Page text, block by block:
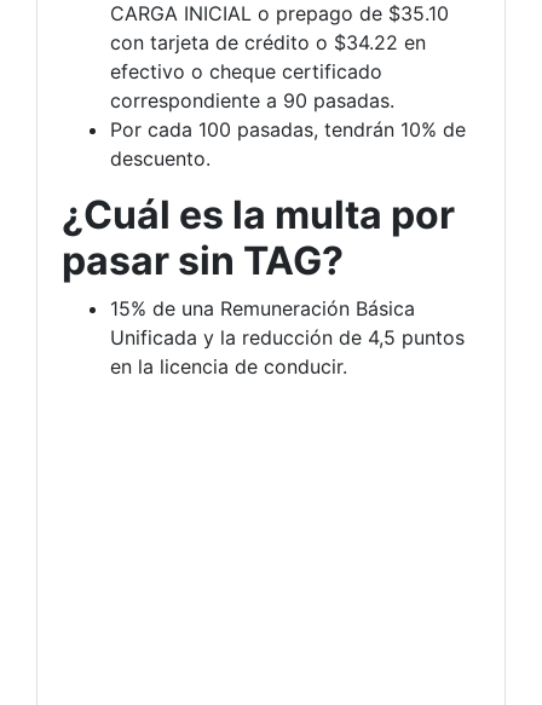
CARGA INICIAL o prepago de $35.10
con tarjeta de crédito o $34.22 en
efectivo o cheque certificado
correspondiente a 90 pasadas.
Por cada 100 pasadas, tendrán 10% de
descuento.
¿Cuál es la multa por
pasar sin TAG?
15% de una Remuneración Básica
Unificada y la reducción de 4,5 puntos
en la licencia de conducir.